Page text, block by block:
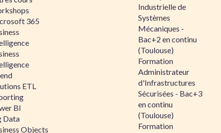
365
ETL
BI
Data
Objects
Industrielle de
Systèmes
Mécaniques -
Bac+2 en continu
(Toulouse)
Formation
Administrateur
d'Infrastructures
Sécurisées - Bac+3
en continu
(Toulouse)
Formation